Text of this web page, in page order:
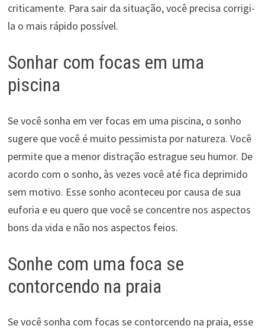
criticamente. Para sair da situação, você precisa corrigi-
la o mais rápido possível.
Sonhar com focas em uma
piscina
Se você sonha em ver focas em uma piscina, o sonho
sugere que você é muito pessimista por natureza. Você
permite que a menor distração estrague seu humor. De
acordo com o sonho, às vezes você até fica deprimido
sem motivo. Esse sonho aconteceu por causa de sua
euforia e eu quero que você se concentre nos aspectos
bons da vida e não nos aspectos feios.
Sonhe com uma foca se
contorcendo na praia
Se você sonha com focas se contorcendo na praia, esse